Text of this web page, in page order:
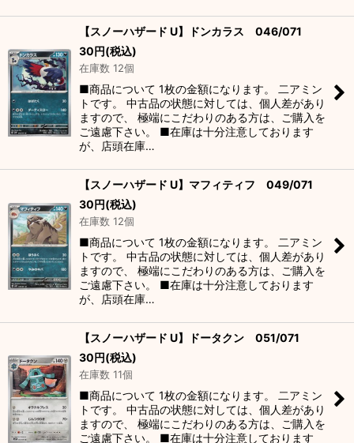
【スノーハザード U】ドンカラス 046/071
30円(税込)
在庫数 12個
■商品について 1枚の金額になります。 二アミン
トです。 中古品の状態に対しては、個人差があり
ますので、 極端にこだわりのある方は、ご購入を
ご遠慮下さい。 ■在庫は十分注意しております
が、店頭在庫…
【スノーハザード U】マフィティフ 049/071
30円(税込)
在庫数 12個
■商品について 1枚の金額になります。 二アミン
トです。 中古品の状態に対しては、個人差があり
ますので、 極端にこだわりのある方は、ご購入を
ご遠慮下さい。 ■在庫は十分注意しております
が、店頭在庫…
【スノーハザード U】ドータクン 051/071
30円(税込)
在庫数 11個
■商品について 1枚の金額になります。 二アミン
トです。 中古品の状態に対しては、個人差があり
ますので、 極端にこだわりのある方は、ご購入を
ご遠慮下さい。 ■在庫は十分注意しております